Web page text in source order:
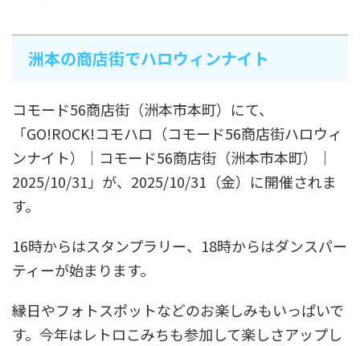
洲本の商店街でハロウィンナイト
コモード56商店街（洲本市本町）にて、
「GO!ROCK!コモハロ（コモード56商店街ハロウィ
ンナイト）｜コモード56商店街（洲本市本町）｜
2025/10/31」が、2025/10/31（金）に開催されま
す。
16時からはスタンプラリー、18時からはダンスパー
ティーが始まります。
縁日やフォトスポットなどのお楽しみもいっぱいで
す。今年はレトロこみちも参加して楽しさアップし